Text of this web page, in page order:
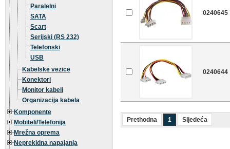
Paralelni
SATA
Scart
Serijski (RS 232)
Telefonski
USB
Kabelske vezice
Konektori
Monitor kabeli
Organizacija kabela
Komponente
Mobiteli/Telefonija
Mrežna oprema
Neprekidna napajanja
0240645
0240644
Prethodna 1 Sljedeća